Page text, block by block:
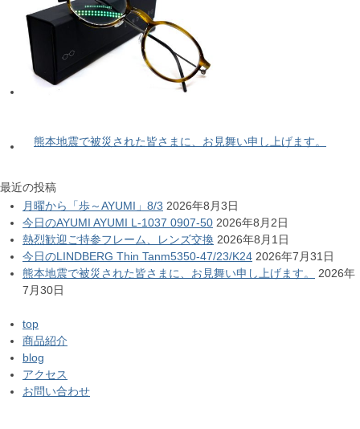
熊本地震で被災された皆さまに、お見舞い申し上げます。
最近の投稿
月曜から「歩～AYUMI」8/3 2026年8月3日
今日のAYUMI AYUMI L-1037 0907-50 2026年8月2日
熱烈歓迎ご持参フレーム、レンズ交換 2026年8月1日
今日のLINDBERG Thin Tanm5350-47/23/K24 2026年7月31日
熊本地震で被災された皆さまに、お見舞い申し上げます。
2026年
7月30日
top
商品紹介
blog
アクセス
お問い合わせ